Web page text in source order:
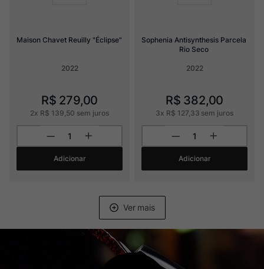
Maison Chavet Reuilly "Éclipse"
2022
R$ 279,00
2x R$ 139 50 sem juros
Adicionar
Sophenia Antisynthesis Parcela
Rio Seco
2022
R$ 382,00
3x R$ 127, 33 sem juros
Adicionar